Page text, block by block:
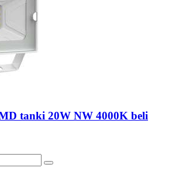
tanki 20W NW 4000K beli